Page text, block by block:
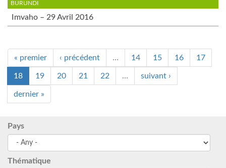
BURUNDI
Imvaho – 29 Avril 2016
« premier ‹ précédent … 14 15 16 17
18 19 20 21 22 … suivant ›
dernier »
Pays
Thématique